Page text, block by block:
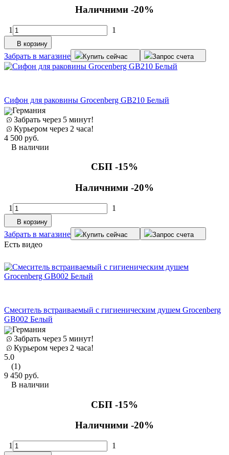
Наличними -20%
1 1
В корзину
Забрать в магазине Купить сейчас Запрос счета
Сифон для раковины Grocenberg GB210 Белый
Германия
Забрать через 5 минут!
Курьером через 2 часа!
4 500 руб.
В наличии
СБП -15%
Наличними -20%
1 1
В корзину
Забрать в магазине Купить сейчас Запрос счета
Есть видео
Смеситель встраиваемый с гигиеническим душем Grocenberg
GB002 Белый
Германия
Забрать через 5 минут!
Курьером через 2 часа!
5.0
(1)
9 450 руб.
В наличии
СБП -15%
Наличними -20%
1 1